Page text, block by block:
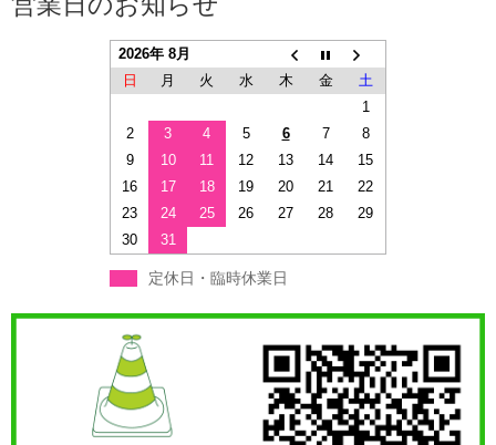
2026年 8月
日
月 火 水 木 金
土
1
2
3 4 5 6 7
8
9
10 11 12 13 14
15
16
17 18 19 20 21
22
23
24 25 26 27 28
29
30
31
定休日・臨時休業日